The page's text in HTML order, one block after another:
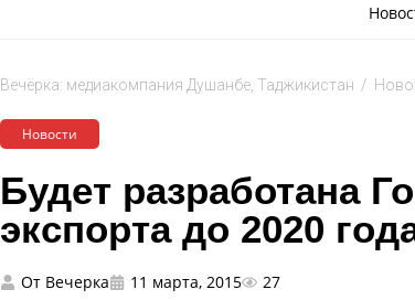
Вечёрка: медиакомпания Душанбе, Таджикистан /
Новости
Будет разработана
экспорта до 2020
От Вечерка 11 марта, 2015 27